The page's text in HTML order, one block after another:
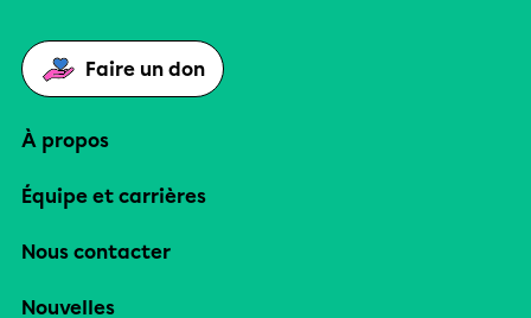
Faire un don
À propos
Équipe et carrières
Nous contacter
Nouvelles